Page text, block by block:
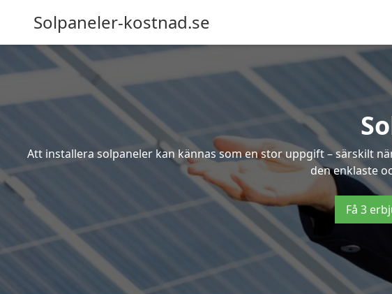
Solpaneler-kostnad.se
Att installera solpaneler kan kännas som en stor uppgift – särskilt
den enklaste
Få 3